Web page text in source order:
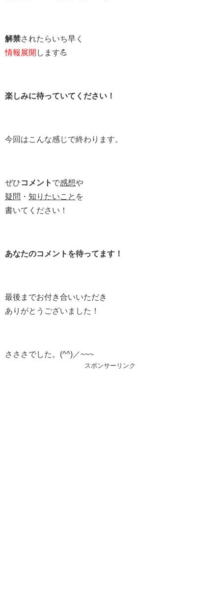
解禁されたらいち早く
情報展開 します💪
楽しみに待っていてください！
今回はこんな感じで終わります。
ぜひコメント で感想や
疑問 ・ 知りたいこと を
書いてください！
あなたのコメントを待ってます！
最後までお付き合いいただき
ありがとうございました！
さささでした。(^^)／~~~
スポンサーリンク